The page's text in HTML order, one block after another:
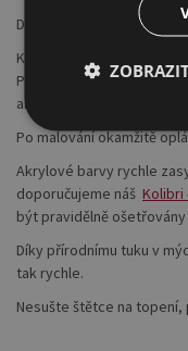
Doporučení:
K ochraně všech štětců
Před prvním použitím
arabskou gumu.
Po malování okamžitě
Akrylové barvy rychle
doporučujeme náš Kolibri
být pravidělně ošetřovány
Díky přírodnímu tuku v
tak rychle.
Nesušte štětce na topení,